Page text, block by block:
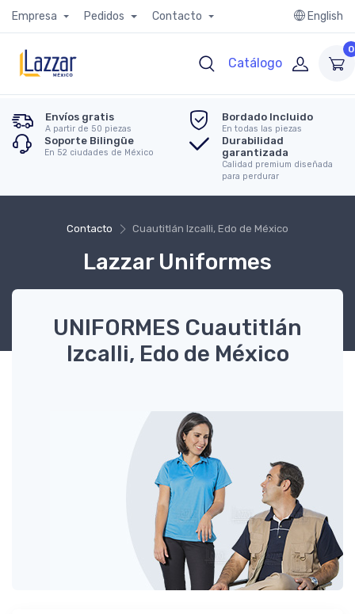
Empresa Pedidos Contacto English
Catálogo
0
Envíos gratis
A partir de 50 piezas
Bordado Incluido
En todas las piezas
Soporte Bilingüe
En 52 ciudades de México
Durabilidad
garantizada
Calidad premium diseñada
para perdurar
Contacto Cuautitlán Izcalli, Edo de México
Lazzar Uniformes
UNIFORMES Cuautitlán
Izcalli, Edo de México